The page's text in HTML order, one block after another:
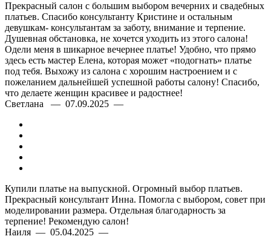
Прекрасный салон с большим выбором вечерних и свадебных
платьев. Спасибо консультанту Кристине и остальным
девушкам- консультантам за заботу, внимание и терпение.
Душевная обстановка, не хочется уходить из этого салона!
Одели меня в шикарное вечернее платье! Удобно, что прямо
здесь есть мастер Елена, которая может «подогнать» платье
под тебя. Выхожу из салона с хорошим настроением и с
пожеланием дальнейшей успешной работы салону! Спасибо,
что делаете женщин красивее и радостнее!
Светлана — 07.09.2025 —
Купили платье на выпускной. Огромный выбор платьев.
Прекрасный консультант Инна. Помогла с выбором, совет при
моделировании размера. Отдельная благодарность за
терпение! Рекомендую салон!
Наиля — 05.04.2025 —